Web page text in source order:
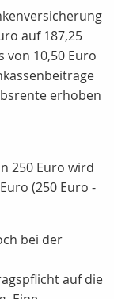
auf 187,25
von 10,50 Euro
erhoben
250 Euro wird
(250 Euro -
bei der
auf die